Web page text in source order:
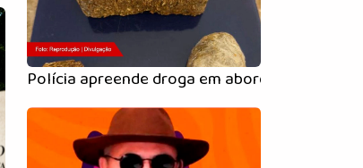
Polícia apreende droga em abordagem na